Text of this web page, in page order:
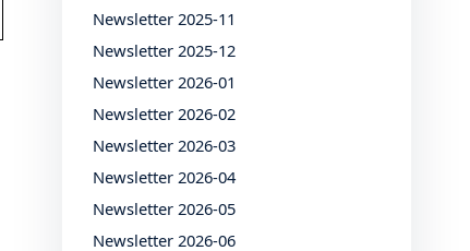
Newsletter 2025-11
Newsletter 2025-12
Newsletter 2026-01
Newsletter 2026-02
Newsletter 2026-03
Newsletter 2026-04
Newsletter 2026-05
Newsletter 2026-06